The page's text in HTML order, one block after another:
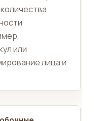
или
лица и